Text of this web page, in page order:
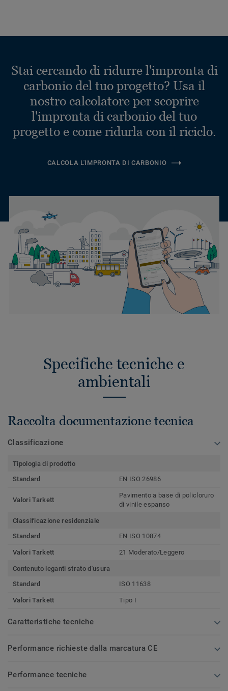
Stai cercando di ridurre l'impronta di
carbonio del tuo progetto? Usa il
nostro calcolatore per scoprire
l'impronta di carbonio del tuo
progetto e come ridurla con il riciclo.
CALCOLA L'IMPRONTA DI CARBONIO
Specifiche tecniche e
ambientali
Raccolta documentazione tecnica
Classificazione
Tipologia di prodotto
Standard
EN ISO 26986
Valori Tarkett
Pavimento a base di policloruro
di vinile espanso
Classificazione residenziale
Standard
EN ISO 10874
Valori Tarkett 21 Moderato/Leggero
Contenuto leganti strato d'usura
Standard
ISO 11638
Valori Tarkett Tipo I
Caratteristiche tecniche
Performance richieste dalla marcatura CE
Performance tecniche